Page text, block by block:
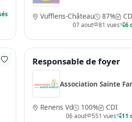
Vufflens-Château 87%
07 aout 81 vues 6
Responsable de foyer
Association Sainte
Renens Vd 100% CDI
06 aout 551 vues 11